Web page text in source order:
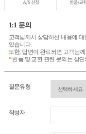
1:1 문의
고객님께서 상담하신 내용에
있습니다.
또한, 답변이 완료되면 고객님
*반품 및 교환 관련 문의는 상
질문유형
작성자